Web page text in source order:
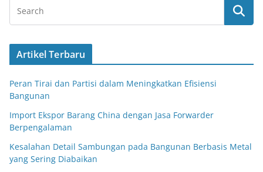
Artikel Terbaru
Peran Tirai dan Partisi dalam Meningkatkan Efisiensi
Bangunan
Import Ekspor Barang China dengan Jasa Forwarder
Berpengalaman
Kesalahan Detail Sambungan pada Bangunan Berbasis Metal
yang Sering Diabaikan